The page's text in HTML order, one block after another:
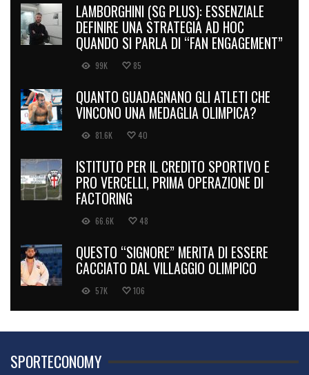
LAMBORGHINI (SG PLUS): ESSENZIALE
DEFINIRE UNA STRATEGIA AD HOC
QUANDO SI PARLA DI “FAN ENGAGEMENT”
99K 85
QUANTO GUADAGNANO GLI ATLETI CHE
VINCONO UNA MEDAGLIA OLIMPICA?
81.6K 40
ISTITUTO PER IL CREDITO SPORTIVO E
PRO VERCELLI, PRIMA OPERAZIONE DI
FACTORING
66.6K 48
QUESTO “SIGNORE” MERITA DI ESSERE
CACCIATO DAL VILLAGGIO OLIMPICO
57K 106
SPORTECONOMY